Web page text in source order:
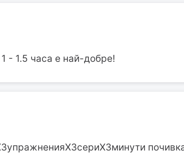
- 1.5 часа е най-добре!